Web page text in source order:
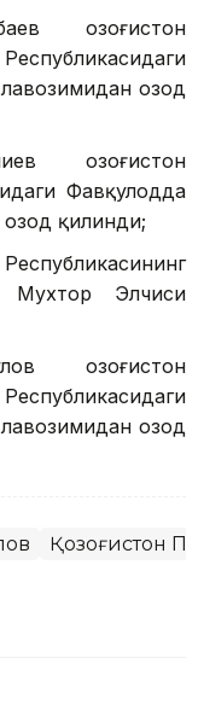
Қозоғистон
озод
Қозоғистон
Фавқулодда
қилинди;
Мухтор Элчиси
Қозоғистон
озод
Қозоғистон